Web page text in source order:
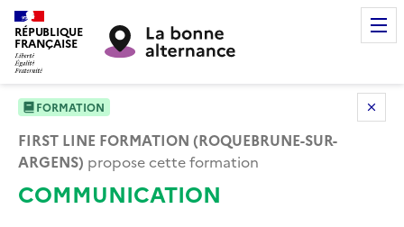
RÉPUBLIQUE
FRANÇAISE
FORMATION
FIRST LINE FORMATION (ROQUEBRUNE-SUR-
ARGENS) propose cette formation
COMMUNICATION